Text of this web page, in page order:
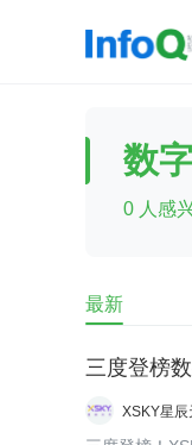
前端
查看更多
数
0 人感
最新
三度登榜
XSKY星辰